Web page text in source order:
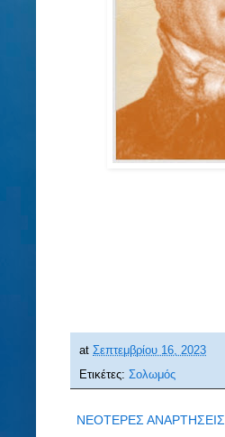
at Σεπτεμβρίου 16, 2023
Ετικέτες: Σολωμός
ΝΕΟΤΕΡΕΣ ΑΝΑΡΤΗΣΕΙΣ